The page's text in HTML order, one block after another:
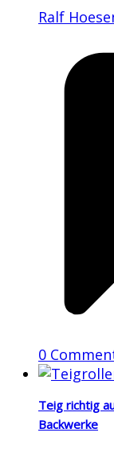
Ralf
0
Teig richtig
Backwerke